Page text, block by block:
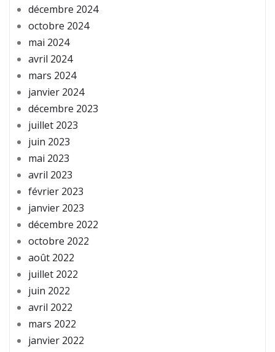
décembre 2024
octobre 2024
mai 2024
avril 2024
mars 2024
janvier 2024
décembre 2023
juillet 2023
juin 2023
mai 2023
avril 2023
février 2023
janvier 2023
décembre 2022
octobre 2022
août 2022
juillet 2022
juin 2022
avril 2022
mars 2022
janvier 2022